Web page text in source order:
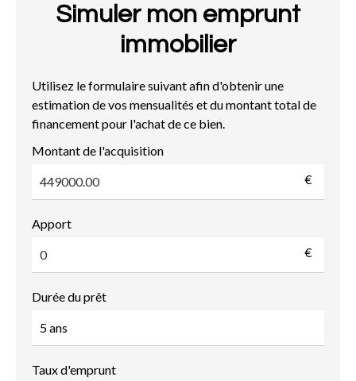
Simuler mon emprunt
immobilier
Utilisez le formulaire suivant afin d'obtenir une
estimation de vos mensualités et du montant total de
financement pour l'achat de ce bien.
Montant de l'acquisition
€
Apport
€
Durée du prêt
Taux d'emprunt